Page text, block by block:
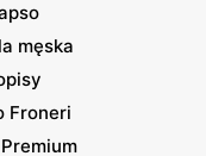
męska
Froneri